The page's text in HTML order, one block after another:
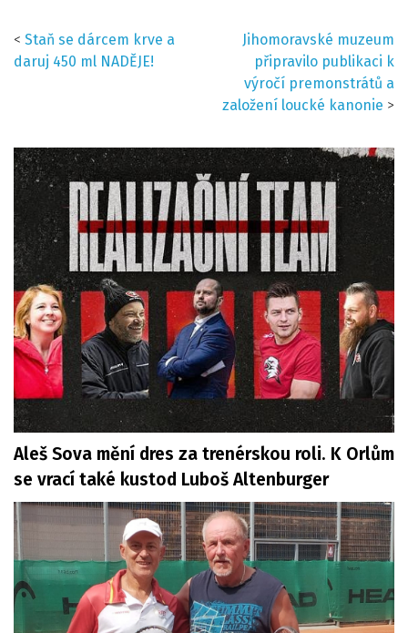
< Staň se dárcem krve a
daruj 450 ml NADĚJE!
Jihomoravské muzeum
připravilo publikaci k
výročí premonstrátů a
založení loucké kanonie >
Aleš Sova mění dres za trenérskou roli. K Orlům
se vrací také kustod Luboš Altenburger